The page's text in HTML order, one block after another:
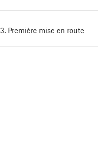
3. Première mise en route